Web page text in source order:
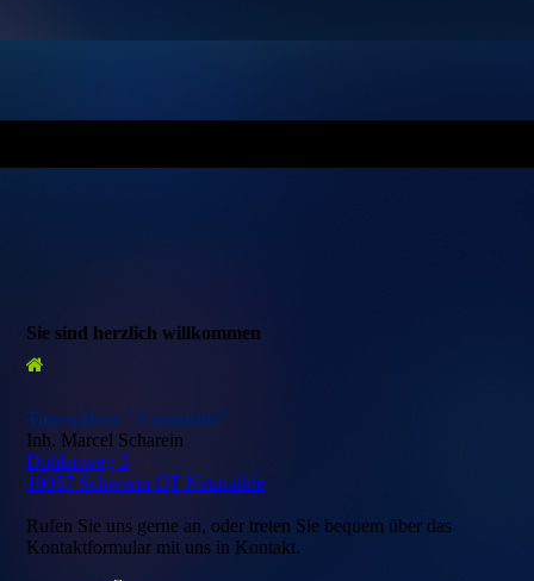
Sie sind herzlich willkommen
Tagespflege "Neumühle"
Inh. Marcel Scharein
Dohlenweg 3
19057 Schwerin OT Neumühle
Rufen Sie uns gerne an, oder treten Sie bequem über das
Kontaktformular mit uns in Kontakt.